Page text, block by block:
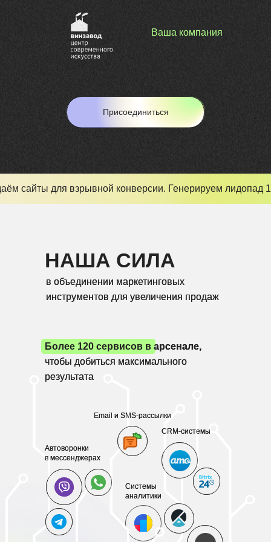
Присоединиться
Ваша компания
сайты для взрывной конверсии. Генерируем
Более 120 сервисов в арсенале,
чтобы добиться максимального
результата
в объединении маркетинговых
инструментов для увеличения продаж
CRM-системы
Автоворонки
в мессенджерах
Системы
аналитики
Email и SMS-рассылки
НАША СИЛА
Более 120 сервисов в арсенале,
чтобы добиться максимального
результата
в объединении маркетинговых
инструментов для увеличения продаж
CRM-системы
Автоворонки
в мессенджерах
Системы
аналитики
Email и SMS-рассылки